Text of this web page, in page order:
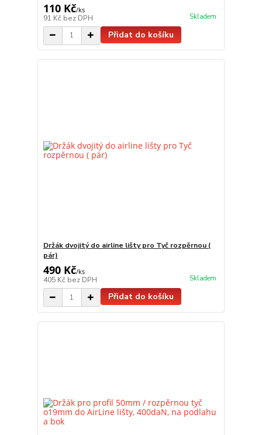
110 Kč/ks
91 Kč bez DPH Skladem
Přidat do košíku
Držák dvojitý do airline lišty pro Tyč rozpěrnou (
pár)
490 Kč/ks
405 Kč bez DPH Skladem
Přidat do košíku